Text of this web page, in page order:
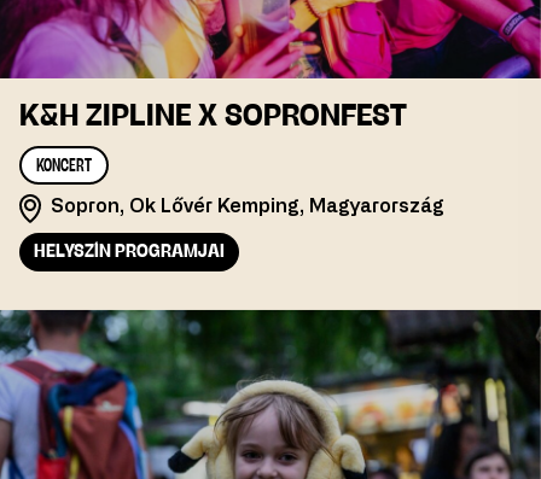
K&H ZIPLINE X SOPRONFEST
KONCERT
Sopron, Ok Lővér Kemping, Magyarország
HELYSZÍN PROGRAMJAI